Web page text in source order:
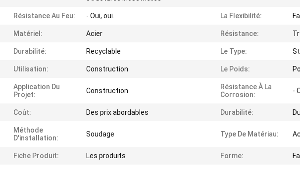
Résistance Au Feu: - Oui, oui. La Flexibilité:
Matériel: Acier Résistance:
Durabilité: Recyclable Le Type:
Utilisation: Construction Le Poids:
Application Du
Projet:
Construction
Résistance À La
Corrosion:
-
Coût: Des prix abordables Durabilité:
Méthode
D'installation:
Soudage Type De Matériau:
Fiche Produit: Les produits Forme: